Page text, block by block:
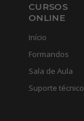
CURSOS
ONLINE
Início
Formandos
Sala de Aula
Suporte técnico